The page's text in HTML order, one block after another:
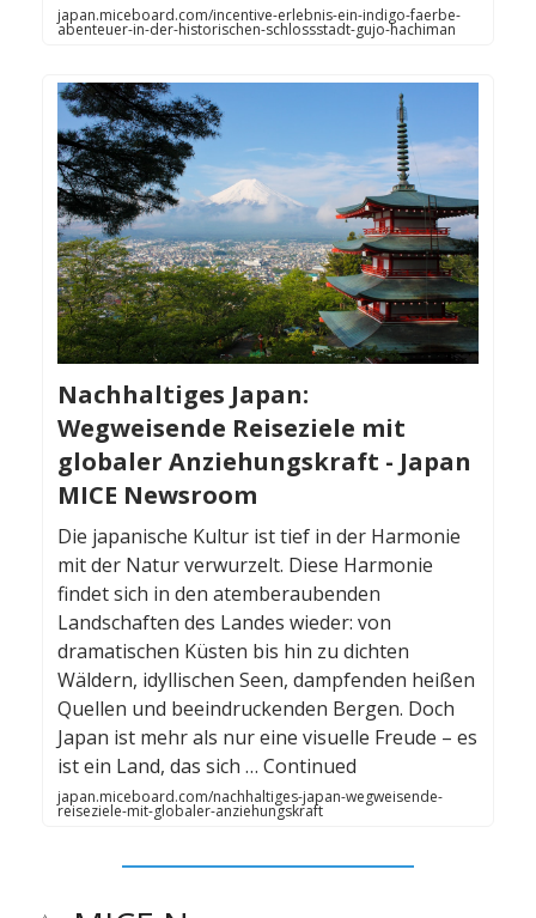
japan.miceboard.com/incentive-erlebnis-ein-indigo-faerbe-
abenteuer-in-der-historischen-schlossstadt-gujo-hachiman
Nachhaltiges Japan:
Wegweisende Reiseziele mit
globaler Anziehungskraft - Japan
MICE Newsroom
Die japanische Kultur ist tief in der Harmonie
mit der Natur verwurzelt. Diese Harmonie
findet sich in den atemberaubenden
Landschaften des Landes wieder: von
dramatischen Küsten bis hin zu dichten
Wäldern, idyllischen Seen, dampfenden heißen
Quellen und beeindruckenden Bergen. Doch
Japan ist mehr als nur eine visuelle Freude – es
ist ein Land, das sich … Continued
japan.miceboard.com/nachhaltiges-japan-wegweisende-
reiseziele-mit-globaler-anziehungskraft